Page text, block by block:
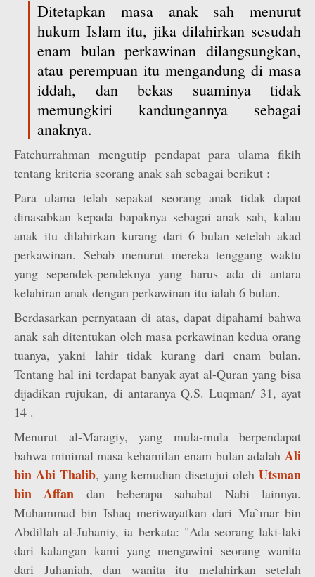
Ditetapkan masa anak sah menurut
hukum Islam itu, jika dilahirkan sesudah
enam bulan perkawinan dilangsungkan,
atau perempuan itu mengandung di masa
iddah, dan bekas suaminya tidak
memungkiri kandungannya sebagai
anaknya.
Fatchurrahman mengutip pendapat para ulama fikih
tentang kriteria seorang anak sah sebagai berikut :
Para ulama telah sepakat seorang anak tidak dapat
dinasabkan kepada bapaknya sebagai anak sah, kalau
anak itu dilahirkan kurang dari 6 bulan setelah akad
perkawinan. Sebab menurut mereka tenggang waktu
yang sependek-pendeknya yang harus ada di antara
kelahiran anak dengan perkawinan itu ialah 6 bulan.
Berdasarkan pernyataan di atas, dapat dipahami bahwa
anak sah ditentukan oleh masa perkawinan kedua orang
tuanya, yakni lahir tidak kurang dari enam bulan.
Tentang hal ini terdapat banyak ayat al-Quran yang bisa
dijadikan rujukan, di antaranya Q.S. Luqman/ 31, ayat
14 .
Menurut al-Maragiy, yang mula-mula berpendapat
bahwa minimal masa kehamilan enam bulan adalah Ali
bin Abi Thalib, yang kemudian disetujui olehUtsman
bin Affan dan beberapa sahabat Nabi lainnya.
Muhammad bin Ishaq meriwayatkan dari Ma`mar bin
Abdillah al-Juhaniy, ia berkata: "Ada seorang laki-laki
dari kalangan kami yang mengawini seorang wanita
dari Juhaniah, dan wanita itu melahirkan setelah